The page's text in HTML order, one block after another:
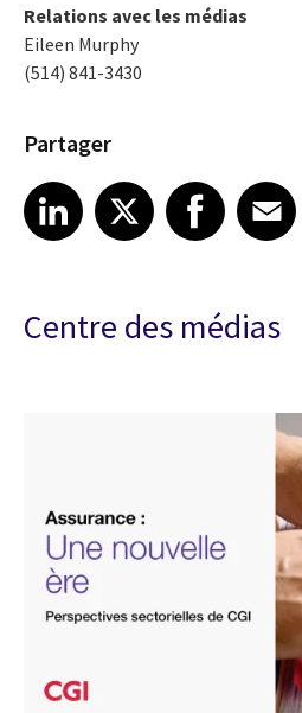
Relations avec les médias
Eileen Murphy
(514) 841-3430
Partager
Share article on LinkedIn
LinkedIn
Share article on XShare article on Facebook
Facebook
Share
Centre des médias